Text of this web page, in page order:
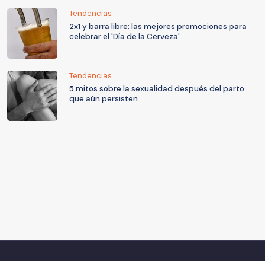
Tendencias
2x1 y barra libre: las mejores promociones para
celebrar el 'Día de la Cerveza'
Tendencias
5 mitos sobre la sexualidad después del parto
que aún persisten